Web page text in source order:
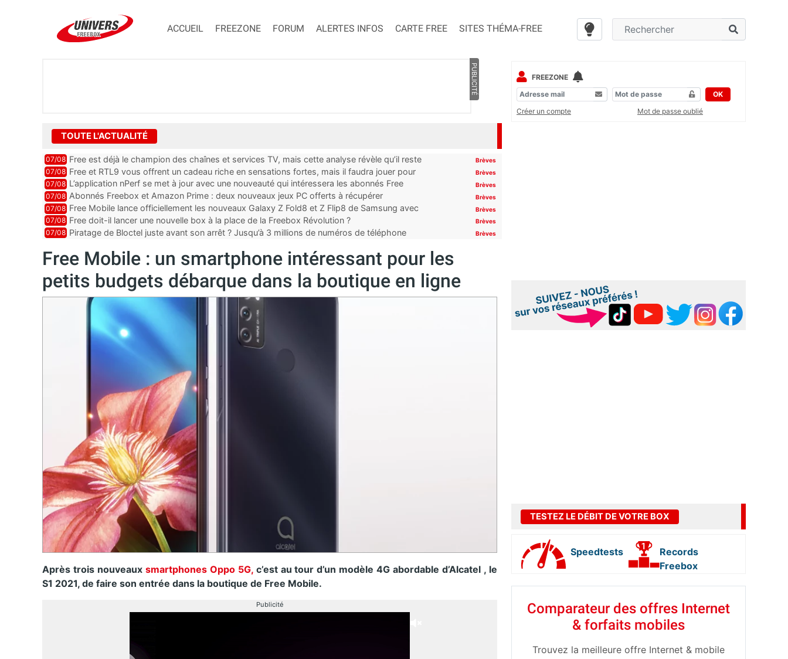
ACCUEIL FREEZONE FORUM ALERTES INFOS CARTE FREE SITES THÉMA-FREE
PUBLICITÉ
TOUTE L'ACTUALITÉ
07/08 Free est déjà le champion des chaînes et services TV, mais cette analyse révèle qu’il reste
encore au moin...
Brèves
07/08 Free et RTL9 vous offrent un cadeau riche en sensations fortes, mais il faudra jouer pour
l’obtenir
Brèves
07/08 L’application nPerf se met à jour avec une nouveauté qui intéressera les abonnés Free
Mobile, Orange, SFR ...
Brèves
07/08 Abonnés Freebox et Amazon Prime : deux nouveaux jeux PC offerts à récupérer Brèves
07/08 Free Mobile lance officiellement les nouveaux Galaxy Z Fold8 et Z Flip8 de Samsung avec
des promos et des cadeaux
Brèves
07/08 Free doit-il lancer une nouvelle box à la place de la Freebox Révolution ? Brèves
07/08 Piratage de Bloctel juste avant son arrêt ? Jusqu’à 3 millions de numéros de téléphone
Brèves
Free Mobile : un smartphone intéressant pour les
petits budgets débarque dans la boutique en ligne
Après trois nouveaux smartphones Oppo 5G,c’est au tour d’un modèle 4G abordable d’Alcatel , le
S1 2021, de faire son entrée dans la boutique de Free Mobile.
Publicité
FREEZONE
OK
Créer un compte
Mot de passe oublié
TESTEZ LE DÉBIT DE VOTRE BOX
Speedtests
Records
Freebox
Comparateur des offres Internet
& forfaits mobiles
Trouvez la meilleure offre Internet & mobile